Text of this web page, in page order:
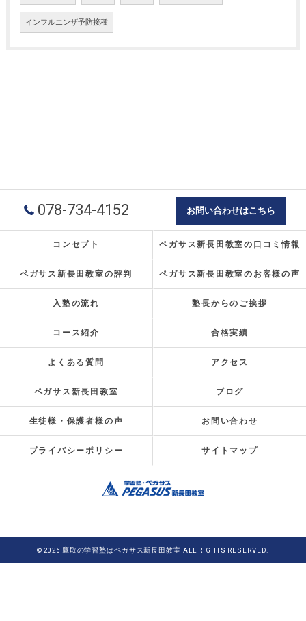
インフルエンザ予防接種
078-734-4152 お問い合わせはこちら
コンセプト ペガサス新長田教室の口コミ情報
ペガサス新長田教室の評判 ペガサス新長田教室のお客様の声
入塾の流れ 塾長からのご挨拶
コース紹介 合格実績
よくある質問 アクセス
ペガサス新長田教室 ブログ
生徒様・保護者様の声 お問い合わせ
プライバシーポリシー サイトマップ
© 2026 鷹取の学習塾はペガサス新長田教室 ALL RIGHTS RESERVED.